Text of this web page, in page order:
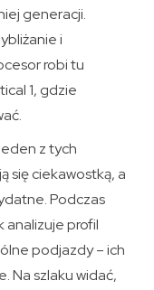
generacji.
i
robi tu
1, gdzie
z tych
się ciekawostką, a
Podczas
analizuje profil
podjazdy – ich
Na szlaku widać,